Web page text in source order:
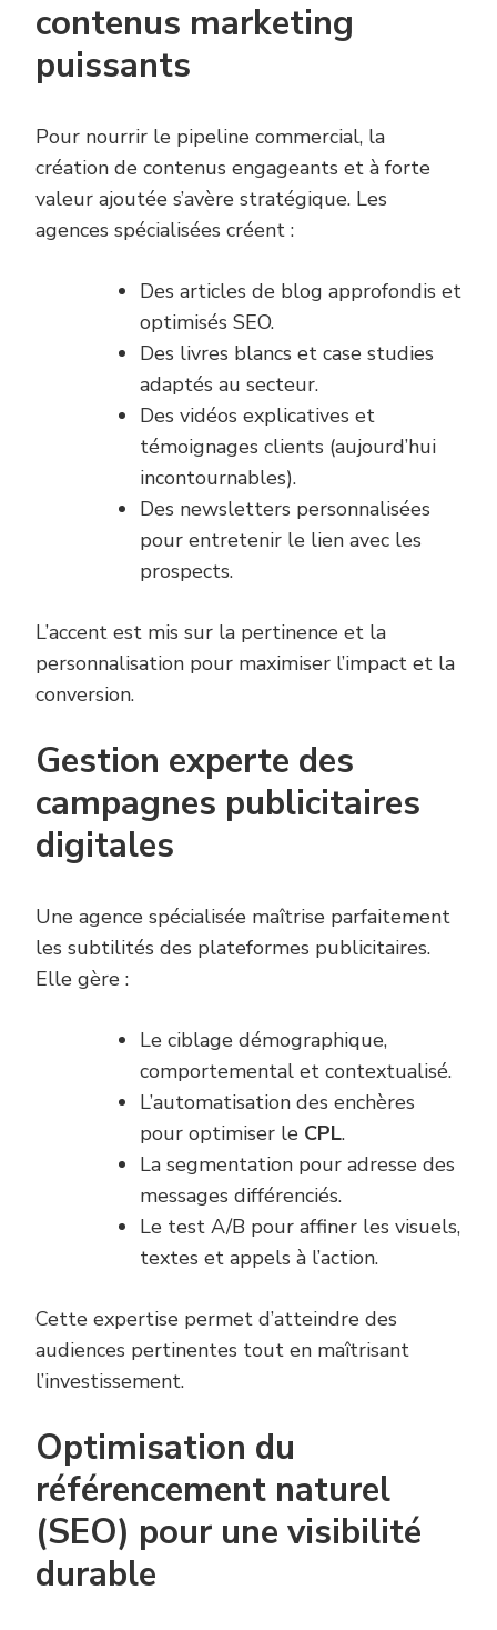
contenus marketing
puissants
Pour nourrir le pipeline commercial, la
création de contenus engageants et à forte
valeur ajoutée s’avère stratégique. Les
agences spécialisées créent :
Des articles de blog approfondis et
optimisés SEO.
Des livres blancs et case studies
adaptés au secteur.
Des vidéos explicatives et
témoignages clients (aujourd’hui
incontournables).
Des newsletters personnalisées
pour entretenir le lien avec les
prospects.
L’accent est mis sur la pertinence et la
personnalisation pour maximiser l’impact et la
conversion.
Gestion experte des
campagnes publicitaires
digitales
Une agence spécialisée maîtrise parfaitement
les subtilités des plateformes publicitaires.
Elle gère :
Le ciblage démographique,
comportemental et contextualisé.
L’automatisation des enchères
pour optimiser le CPL.
La segmentation pour adresse des
messages différenciés.
Le test A/B pour affiner les visuels,
textes et appels à l’action.
Cette expertise permet d’atteindre des
audiences pertinentes tout en maîtrisant
l’investissement.
Optimisation du
référencement naturel
(SEO) pour une visibilité
durable